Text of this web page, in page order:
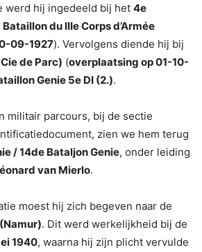
werd hij ingedeeld bij het 4e
Bataillon du IIIe Corps d’Armée
09-1927). Vervolgens diende hij bij
de Parc) (overplaatsing op 01-10-
Genie 5e DI (2.).
militair parcours, bij de sectie
zien we hem terug
/ 14de Bataljon Genie, onder leiding
van Mierlo.
moest hij zich begeven naar de
. Dit werd werkelijkheid bij de
1940, waarna hij zijn plicht vervulde